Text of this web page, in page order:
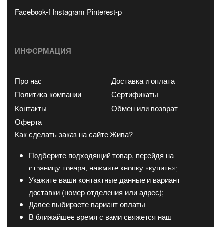
Facebook-f Instagram Pinterest-p
ИНФОРМАЦИЯ
Про нас
Доставка и оплата
Политика компании
Сертификаты
Контакты
Обмен или возврат
Оферта
Как сделать заказ на сайте Жива?
Подберите подходящий товар, перейдя на
страницу товара, нажмите кнопку «купить»;
Укажите ваши контактные данные и вариант
доставки (номер отделения или адрес);
Далее выбираете вариант оплаты
В ближайшее время с вами свяжется наш